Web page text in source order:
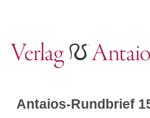
Antaios-Rundbrief